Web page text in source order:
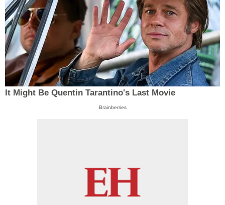
It Might Be Quentin Tarantino's Last Movie
Brainberries